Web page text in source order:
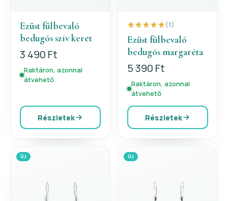
Ezüst fülbevaló
bedugós szív keret
3 490 Ft
Raktáron, azonnal
átvehető
Részletek
(1)
Ezüst fülbevaló
bedugós margaréta
5 390 Ft
Raktáron, azonnal
átvehető
Részletek
ÚJ ÚJ